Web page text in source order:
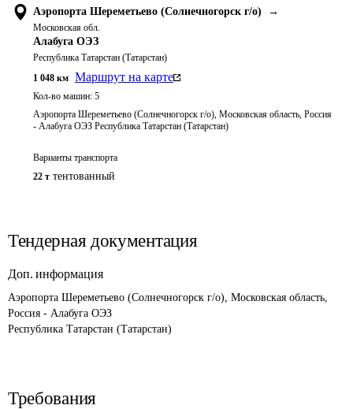
Аэропорта Шереметьево (Солнечногорск г/о) →
Московская обл.
Алабуга ОЭЗ
Республика Татарстан (Татарстан)
1 048 км Маршрут на карте
Кол-во машин: 5
Аэропорта Шереметьево (Солнечногорск г/о), Московская область, Россия
- Алабуга ОЭЗ Республика Татарстан (Татарстан)
Варианты транспорта
22 т тентованный
Тендерная документация
Доп. информация
Аэропорта Шереметьево (Солнечногорск г/о), Московская область,
Россия - Алабуга ОЭЗ
Республика Татарстан (Татарстан)
Требования